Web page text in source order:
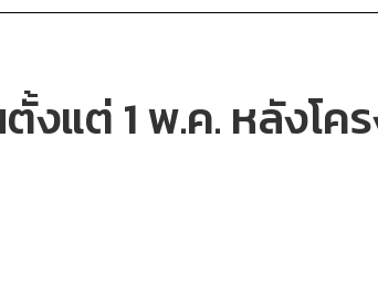
งแต่ 1 พ.ค. หลังโค